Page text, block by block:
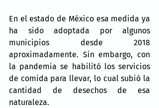
En el estado de México esa medida ya
ha sido adoptada por algunos
municipios desde 2018
aproximadamente. Sin embargo, con
la pandemia se habilitó los servicios
de comida para llevar, lo cual subió la
cantidad de desechos de esa
naturaleza.